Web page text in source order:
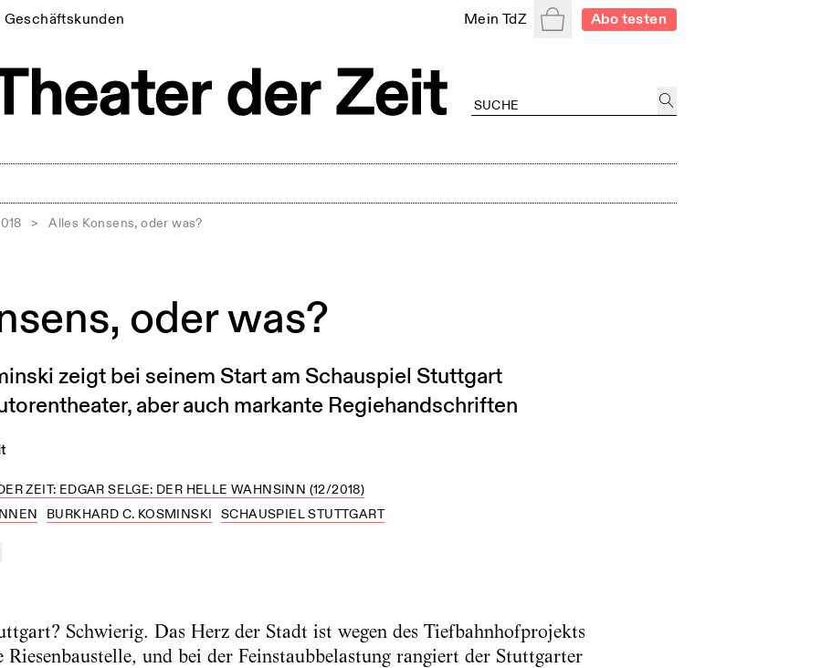
Geschäftskunden Mein TdZ WarenkorbAbo testen
> Alles Konsens, oder was?
oder was?
zeigt bei seinem Start am Schauspiel Stuttgart
aber auch markante Regiehandschriften
ZEIT: EDGAR SELGE: DER HELLE WAHNSINN (12/2018)
BURKHARD C. KOSMINSKI SCHAUSPIEL STUTTGART
Schwierig. Das Herz der Stadt ist wegen des Tiefbahnhofprojekts
Riesenbaustelle, und bei der Feinstaubbelastung rangiert der Stuttgarter